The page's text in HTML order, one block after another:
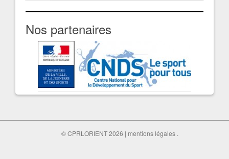
Nos partenaires
© CPRLORIENT 2026 | mentions légales .